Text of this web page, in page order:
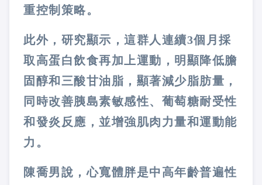
重控制策略。
此外，研究顯示，這群人連續3個月採
取高蛋白飲食再加上運動，明顯降低膽
固醇和三酸甘油脂，顯著減少脂肪量，
同時改善胰島素敏感性、葡萄糖耐受性
和發炎反應，並增強肌肉力量和運動能
力。
陳喬男說，心寬體胖是中高年齡普遍性